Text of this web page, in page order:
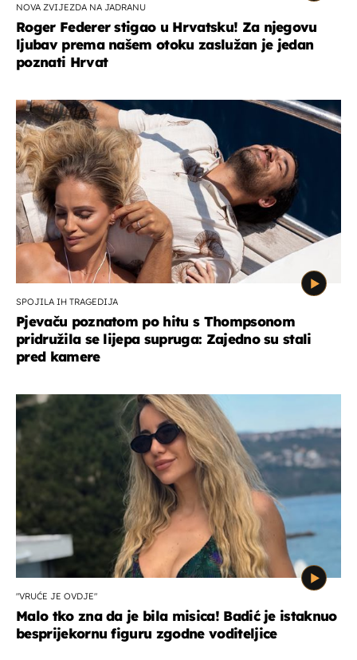
NOVA ZVIJEZDA NA JADRANU
Roger Federer stigao u Hrvatsku! Za njegovu
ljubav prema našem otoku zaslužan je jedan
poznati Hrvat
SPOJILA IH TRAGEDIJA
Pjevaču poznatom po hitu s Thompsonom
pridružila se lijepa supruga: Zajedno su stali
pred kamere
"VRUĆE JE OVDJE"
Malo tko zna da je bila misica! Badić je istaknuo
besprijekornu figuru zgodne voditeljice